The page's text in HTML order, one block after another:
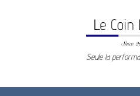
Seule la